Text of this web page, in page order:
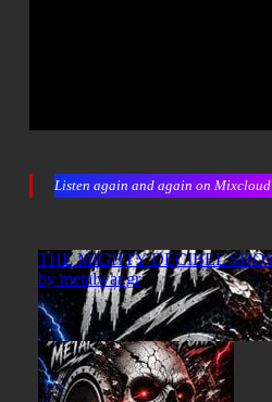
Listen again and again on Mixcloud